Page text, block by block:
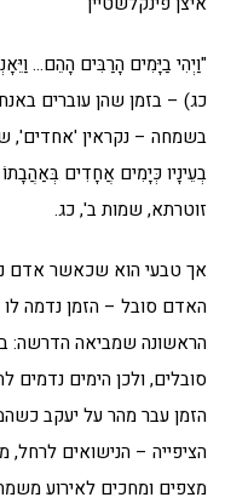
"וַיְהִי בַיָּמִים הָרַבִּים הָהֵם…
כג) – בזמן שהן עוברים
בשמחה – נקראין 'אחדים',
בְעֵינָיו כְּיָמִים אֲחָדִים
זוטרתא, שמות ב', כג.
אך טבעי הוא שכאשר אדם
האדם סובל – הזמן נדמה לו
הראשונה שמביאה הדרשה:
סובלים, ולכן הימים נדמים
הזמן עבר מהר על יעקב
הציפייה – הנישואים
מצפים ומחכים לאירוע